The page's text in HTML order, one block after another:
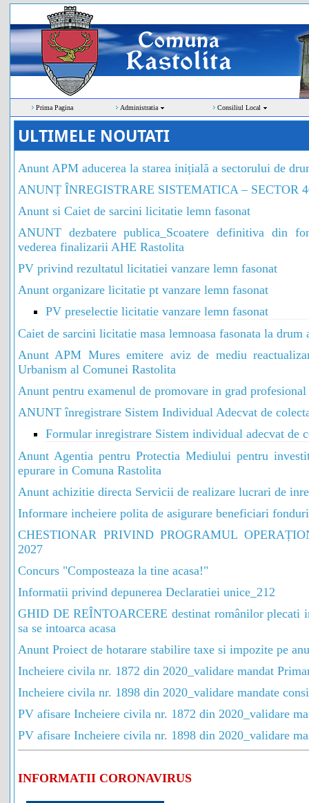
Prima Pagina Administratia Consiliul Local
ULTIMELE NOUTATI
Anunt APM aducerea la starea inițială a sectorului de
ANUNȚ ÎNREGISTRARE SISTEMATICA – SECTOR
Anunt si Caiet de sarcini licitatie lemn fasonat
ANUNT dezbatere publica_Scoatere definitiva din
vederea finalizarii AHE Rastolita
PV privind rezultatul licitatiei vanzare lemn fasonat
Anunt organizare licitatie pt vanzare lemn fasonat
PV preselectie licitatie vanzare lemn fasonat
Caiet de sarcini licitatie masa lemnoasa fasonata la drum
Anunt APM Mures emitere aviz de mediu
Urbanism al Comunei Rastolita
Anunt pentru examenul de promovare in grad profesional
ANUNT înregistrare Sistem Individual Adecvat de
Formular inregistrare Sistem individual adecvat de
Anunt Agentia pentru Protectia Mediului pentru
epurare in Comuna Rastolita
Anunt achizitie directa Servicii de realizare lucrari de
Informare incheiere polita de asigurare beneficiari
CHESTIONAR PRIVIND PROGRAMUL
2027
Concurs "Composteaza la tine acasa!"
Informatii privind depunerea Declaratiei unice_212
GHID DE REÎNTOARCERE destinat românilor plecati
sa se intoarca acasa
Anunt Proiect de hotarare stabilire taxe si impozite pe
Incheiere civila nr. 1872 din 2020_validare mandat
Incheiere civila nr. 1898 din 2020_validare mandate
PV afisare Incheiere civila nr. 1872 din 2020_validare
PV afisare Incheiere civila nr. 1898 din 2020_validare
INFORMATII CORONAVIRUS